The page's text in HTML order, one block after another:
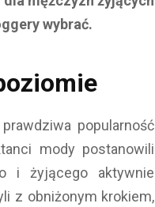
wybrać.
popularność
mody postanowili
i żyjącego aktywnie
z obniżonym krokiem,